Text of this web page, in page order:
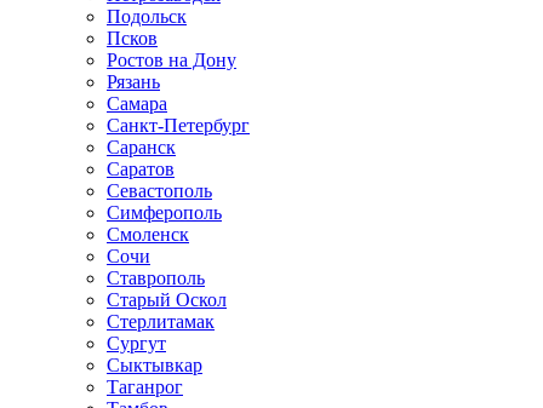
Подольск
Псков
Ростов на Дону
Рязань
Самара
Санкт-Петербург
Саранск
Саратов
Севастополь
Симферополь
Смоленск
Сочи
Ставрополь
Старый Оскол
Стерлитамак
Сургут
Сыктывкар
Таганрог